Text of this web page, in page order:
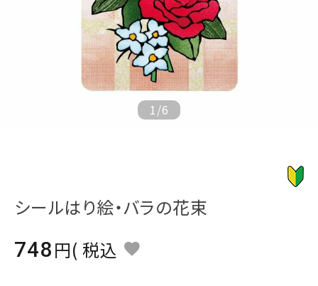
ジャンルで選ぶ
レビューを見る
コーポレートサイト
お問い合わせ
ACCOUNT MENU
ようこそ ゲスト 様
1/6
シールはり絵・バラの花束
748
税込